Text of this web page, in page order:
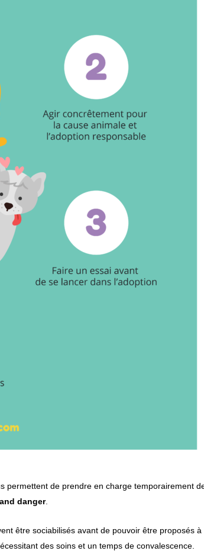
permettent de prendre en charge temporairement
danger.
être sociabilisés avant de pouvoir être proposés
des soins et un temps de convalescence.